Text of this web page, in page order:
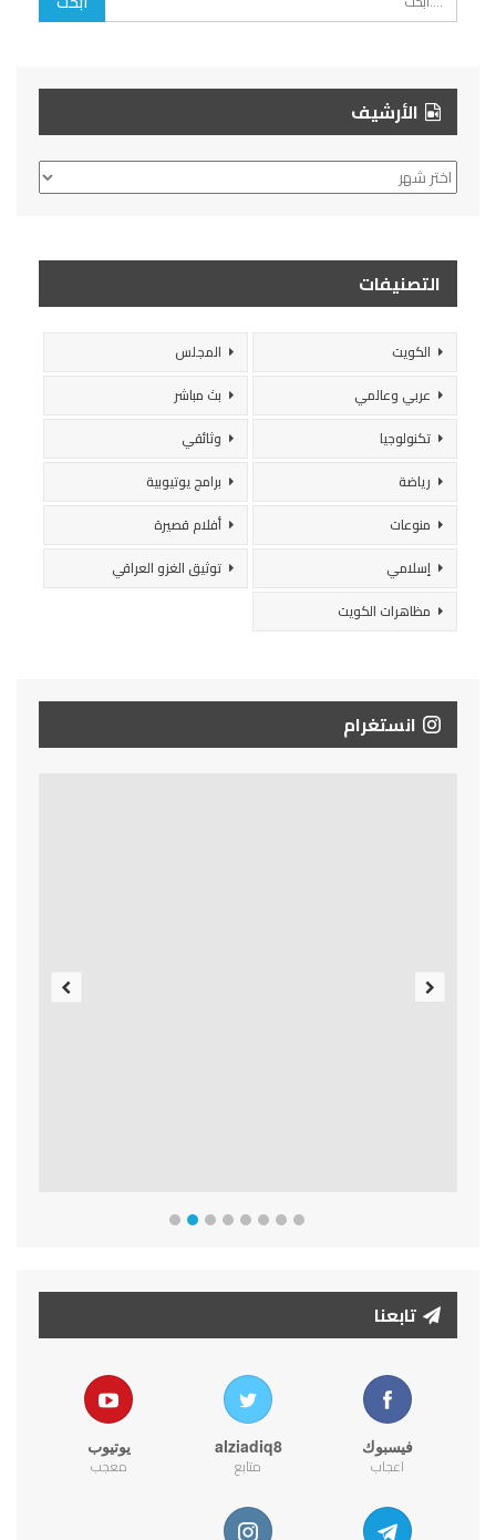
الأرشيف
الأرشيف
التصنيفات
الكويت
المجلس
عربي وعالمي
بث مباشر
تكنولوجيا
وثائقي
رياضة
برامج يوتيوبية
منوعات
أفلام قصيرة
إسلامي
توثيق الغزو العراقي
مظاهرات الكويت
انستغرام
تابعنا
فيسبوك
اعجاب
alziadiq8
متابع
يوتيوب
معجب